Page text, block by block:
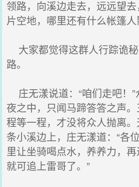
领路，向溪边走去，远远望
片空地，哪里还有什么帐篷人
大家都觉得这群人行踪诡
路。
庄无漾说道：“咱们走吧！
夜之中，只闻马蹄答答之声
程等一程，才没将众人抛离
条小溪边上，庄无漾道：“各
里让坐骑喝点水，养养力，
就可追上雷哥了。”